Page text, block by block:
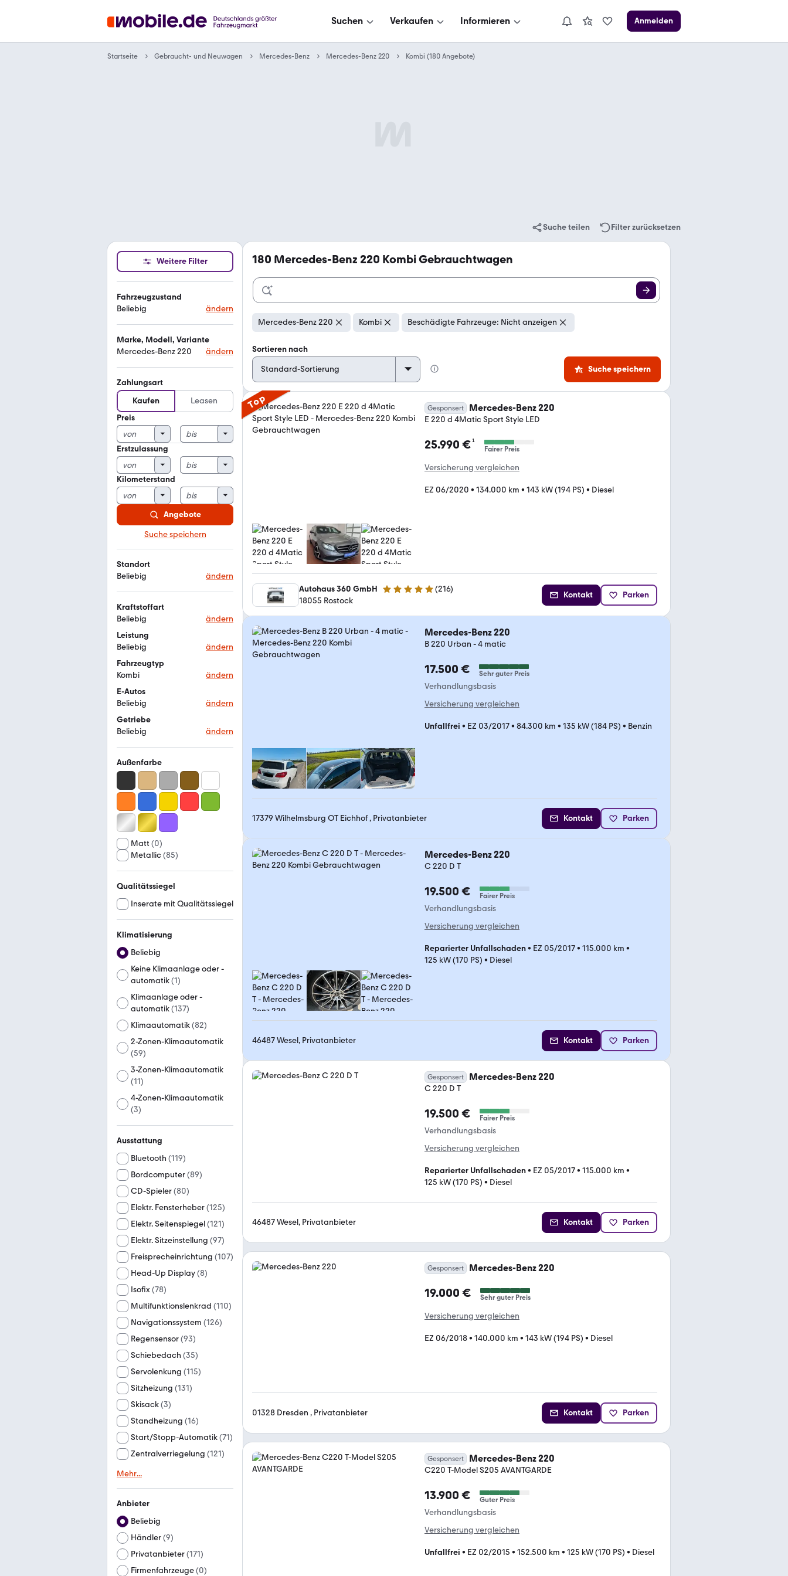
Suchen Verkaufen Informieren Anmelden
Startseite Gebraucht- und Neuwagen Mercedes-Benz Mercedes-Benz 220 Kombi (180 Angebote)
Suche teilen Filter zurücksetzen
Weitere Filter
Fahrzeugzustand
Beliebig
ändern
Marke, Modell, Variante
Mercedes-Benz 220
ändern
Zahlungsart
Kaufen
Leasen
Preis
Erstzulassung
Kilometerstand
Angebote
Suche speichern
Standort
Beliebig
ändern
Kraftstoffart
Beliebig
ändern
Leistung
Beliebig
ändern
Fahrzeugtyp
Kombi
ändern
E-Autos
Beliebig
ändern
Getriebe
Beliebig
ändern
Außenfarbe
Matt (0)
Metallic(85)
Qualitätssiegel
Inserate mit Qualitätssiegel
Klimatisierung
Beliebig
Keine Klimaanlage oder -
automatik(1)
Klimaanlage oder -
automatik(137)
Klimaautomatik(82)
2-Zonen-Klimaautomatik
(59)
3-Zonen-Klimaautomatik
(11)
4-Zonen-Klimaautomatik
(3)
Ausstattung
Bluetooth (119)
Bordcomputer(89)
CD-Spieler(80)
Elektr. Fensterheber(125)
Elektr. Seitenspiegel(121)
Elektr. Sitzeinstellung (97)
Freisprecheinrichtung (107)
Head-Up Display(8)
Isofix(78)
Multifunktionslenkrad (110)
Navigationssystem (126)
Regensensor(93)
Schiebedach (35)
Servolenkung (115)
Sitzheizung (131)
Skisack(3)
Standheizung (16)
Start/Stopp-Automatik(71)
Zentralverriegelung (121)
Mehr...
Anbieter
Beliebig
Händler(9)
Privatanbieter(171)
Firmenfahrzeuge(0)
180 Mercedes-Benz 220 Kombi Gebrauchtwagen
Mercedes-Benz 220 Kombi Beschädigte Fahrzeuge: Nicht anzeigen
Sortieren nach
Suche speichern
Top Gesponsert Mercedes-Benz 220
E 220 d 4Matic Sport Style LED
25.990 €¹
Fairer Preis
Versicherung vergleichen
EZ 06/2020 • 134.000 km • 143 kW (194 PS) • Diesel
Autohaus 360 GmbH 5 Sterne (216)
18055 Rostock
Kontakt Parken
Mercedes-Benz 220
B 220 Urban - 4 matic
17.500 € Sehr guter Preis
Verhandlungsbasis
Versicherung vergleichen
Unfallfrei • EZ 03/2017• 84.300 km • 135 kW (184 PS) • Benzin
17379 Wilhelmsburg OT Eichhof , Privatanbieter Kontakt Parken
Mercedes-Benz 220
C 220 D T
19.500 € Fairer Preis
Verhandlungsbasis
Versicherung vergleichen
Reparierter Unfallschaden• EZ 05/2017• 115.000 km •
125 kW (170 PS) • Diesel
46487 Wesel, Privatanbieter Kontakt Parken
Gesponsert Mercedes-Benz 220
C 220 D T
19.500 € Fairer Preis
Verhandlungsbasis
Versicherung vergleichen
Reparierter Unfallschaden• EZ 05/2017• 115.000 km •
125 kW (170 PS) • Diesel
46487 Wesel, Privatanbieter Kontakt Parken
Gesponsert Mercedes-Benz 220
19.000 € Sehr guter Preis
Versicherung vergleichen
EZ 06/2018• 140.000 km • 143 kW (194 PS) • Diesel
01328 Dresden , Privatanbieter Kontakt Parken
Gesponsert Mercedes-Benz 220
C220 T-Model S205 AVANTGARDE
13.900 € Guter Preis
Verhandlungsbasis
Versicherung vergleichen
Unfallfrei • EZ 02/2015 • 152.500 km • 125 kW (170 PS) • Diesel